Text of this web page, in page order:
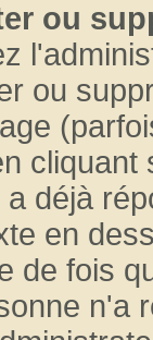
ou
ou
déjà
en
de fois
n'a